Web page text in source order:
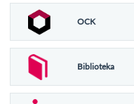
OCK
Biblioteka